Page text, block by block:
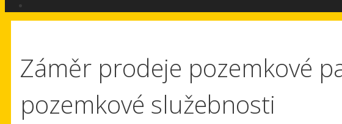
Záměr prodeje pozemkové
pozemkové služebnosti